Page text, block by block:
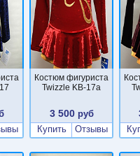
Костюм фигуриста
Twizzle KB-17a
3 500руб
Купить
Отзывы